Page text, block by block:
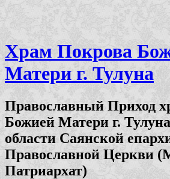
Храм Покрова
Матери г. Тулуна
Православный Приход
Божией Матери г.
области Саянской
Православной Церкви
Патриархат)